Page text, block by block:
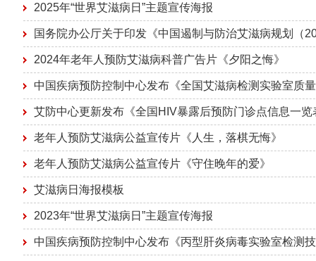
2025年“世界艾滋病日”主题宣传海报
国务院办公厅关于印发《中国遏制与防治艾滋病规划（
2024年老年人预防艾滋病科普广告片《夕阳之悔》
中国疾病预防控制中心发布《全国艾滋病检测实验室质
艾防中心更新发布《全国HIV暴露后预防门诊点信息一览
老年人预防艾滋病公益宣传片《人生，落棋无悔》
老年人预防艾滋病公益宣传片《守住晚年的爱》
艾滋病日海报模板
2023年“世界艾滋病日”主题宣传海报
中国疾病预防控制中心发布《丙型肝炎病毒实验室检测